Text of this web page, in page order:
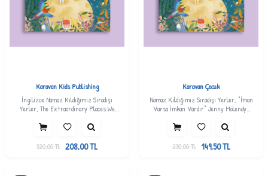
Karavan Kids Publishing
İngilizce Namaz Kıldığımız Sıradışı
Yerler, The Extraordinary Places We
320,00TL 208,00TL
Karavan Çocuk
Namaz Kıldığımız Sıradışı Yerler, "İman
Varsa İmkan Vardır" Jenny Molendyk
230,00TL 149,50TL